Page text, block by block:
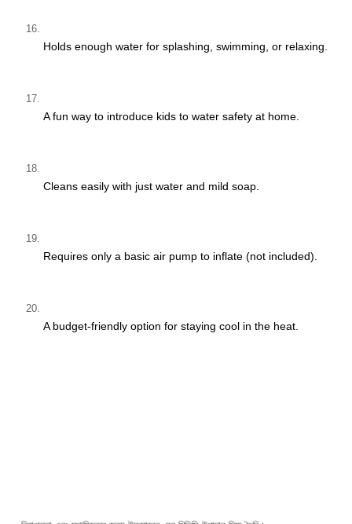
Holds enough water for splashing, swimming, or relaxing.
A fun way to introduce kids to water safety at home.
Cleans easily with just water and mild soap.
Requires only a basic air pump to inflate (not included).
A budget-friendly option for staying cool in the heat.